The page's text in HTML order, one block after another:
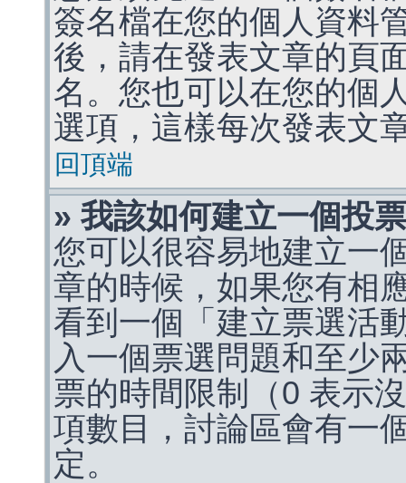
簽名檔在您的個人資料
後，請在發表文章的頁
名。您也可以在您的個
選項，這樣每次發表文
回頂端
» 我該如何建立一個投
您可以很容易地建立一
章的時候，如果您有相
看到一個「建立票選活
入一個票選問題和至少
票的時間限制（0 表示
項數目，討論區會有一
定。